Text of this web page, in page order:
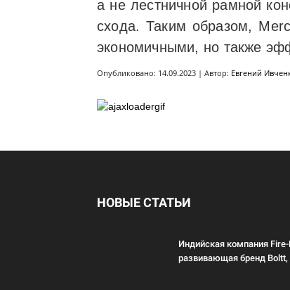
а не лестничной рамной
схода. Таким образом,
экономичными, но также
Опубликовано: 14.09.2023 | Автор: Евгений
НОВЫЕ СТАТЬИ
Индийская компания
развивающая бренд Boltt,